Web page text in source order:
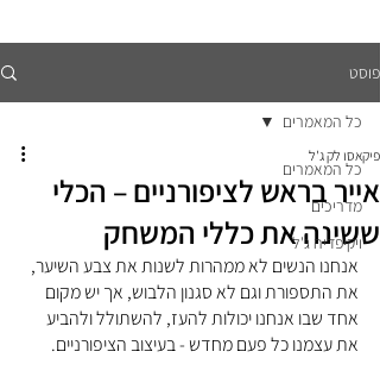
פוסט
כל המאמרים
מדריכים
ויקיפדיה ג'ל
כל המאמרים
אייר בראש לציפורניים – הכלי
ששינה את כללי המשחק
פיקאסו לק ג'ל
אנחנו הנשים לא ממהרות לשנות את צבע השיער,
את התספורת וגם לא סגנון הלבוש, אך יש מקום
אחד שבו אנחנו יכולות להעז, להשתולל ולהביע
את עצמנו כל פעם מחדש - בעיצוב הציפורניים.